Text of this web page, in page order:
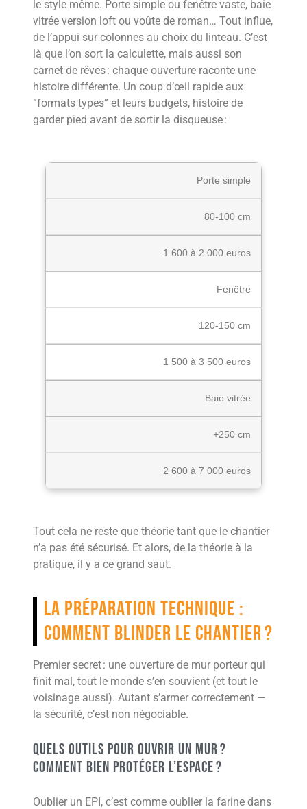
le style même. Porte simple ou fenêtre vaste, baie
vitrée version loft ou voûte de roman… Tout influe,
de l’appui sur colonnes au choix du linteau. C’est
là que l’on sort la calculette, mais aussi son
carnet de rêves : chaque ouverture raconte une
histoire différente. Un coup d’œil rapide aux
“formats types” et leurs budgets, histoire de
garder pied avant de sortir la disqueuse :
Porte simple
80-100 cm
1 600 à 2 000 euros
Fenêtre
120-150 cm
1 500 à 3 500 euros
Baie vitrée
+250 cm
2 600 à 7 000 euros
Tout cela ne reste que théorie tant que le chantier
n’a pas été sécurisé. Et alors, de la théorie à la
pratique, il y a ce grand saut.
La préparation technique :
comment blinder le chantier ?
Premier secret : une ouverture de mur porteur qui
finit mal, tout le monde s’en souvient (et tout le
voisinage aussi). Autant s’armer correctement —
la sécurité, c’est non négociable.
Quels outils pour ouvrir un mur ?
Comment bien protéger l’espace ?
Oublier un EPI, c’est comme oublier la farine dans